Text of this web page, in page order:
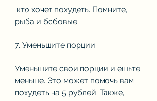
рыба и бобовые.
7. Уменьшите порции
Уменьшите свои порции и ешьте
меньше. Это может помочь вам
похудеть на 5 рублей. Также,